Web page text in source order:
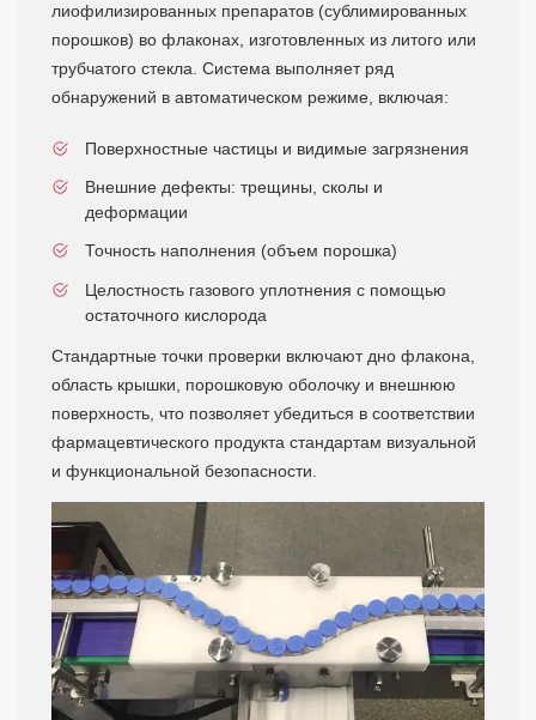
лиофилизированных препаратов (сублимированных
порошков) во флаконах, изготовленных из литого или
трубчатого стекла. Система выполняет ряд
обнаружений в автоматическом режиме, включая:
Поверхностные частицы и видимые загрязнения
Внешние дефекты: трещины, сколы и
деформации
Точность наполнения (объем порошка)
Целостность газового уплотнения с помощью
остаточного кислорода
Стандартные точки проверки включают дно флакона,
область крышки, порошковую оболочку и внешнюю
поверхность, что позволяет убедиться в соответствии
фармацевтического продукта стандартам визуальной
и функциональной безопасности.